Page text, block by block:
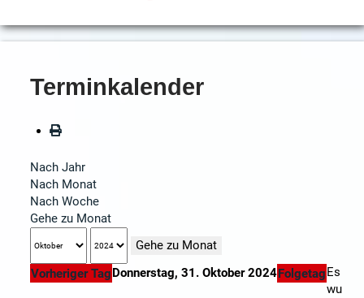
Terminkalender
Nach Jahr
Nach Monat
Nach Woche
Gehe zu Monat
Gehe zu Monat
Vorheriger Tag Donnerstag, 31. Oktober 2024 Folgetag Es
wu